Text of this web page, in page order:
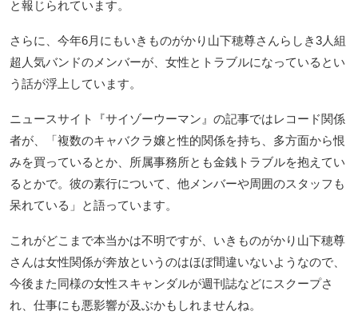
と報じられています。
さらに、今年6月にもいきものがかり山下穂尊さんらしき3人組
超人気バンドのメンバーが、女性とトラブルになっているとい
う話が浮上しています。
ニュースサイト『サイゾーウーマン』の記事ではレコード関係
者が、「複数のキャバクラ嬢と性的関係を持ち、多方面から恨
みを買っているとか、所属事務所とも金銭トラブルを抱えてい
るとかで。彼の素行について、他メンバーや周囲のスタッフも
呆れている」と語っています。
これがどこまで本当かは不明ですが、いきものがかり山下穂尊
さんは女性関係が奔放というのはほぼ間違いないようなので、
今後また同様の女性スキャンダルが週刊誌などにスクープさ
れ、仕事にも悪影響が及ぶかもしれませんね。